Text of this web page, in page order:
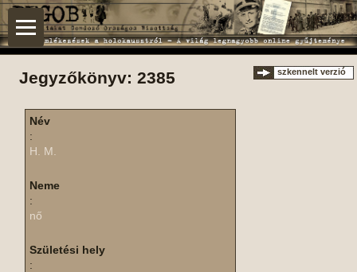
Jegyzőkönyv: 2385 szkennelt verzió
Név
:
H. M.
Neme
:
nő
Születési hely
: